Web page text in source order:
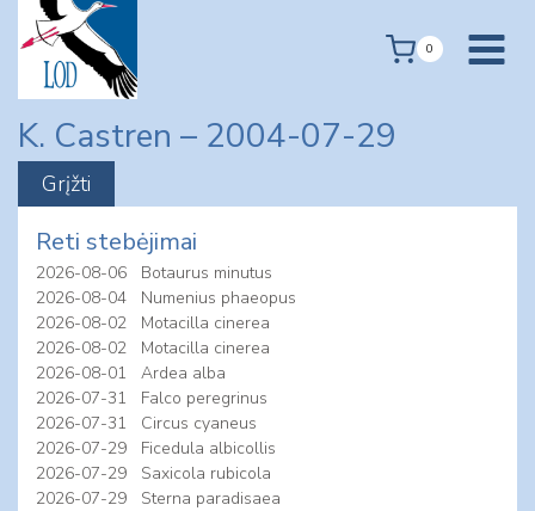
content
0
K. Castren – 2004-07-29
Reti stebėjimai
2026-08-06
Botaurus minutus
2026-08-04
Numenius phaeopus
2026-08-02
Motacilla cinerea
2026-08-02
Motacilla cinerea
2026-08-01
Ardea alba
2026-07-31
Falco peregrinus
2026-07-31
Circus cyaneus
2026-07-29
Ficedula albicollis
2026-07-29
Saxicola rubicola
2026-07-29
Sterna paradisaea